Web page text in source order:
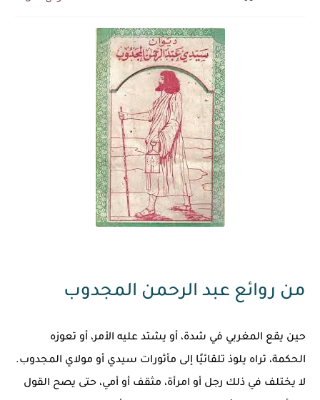
من روائع عبد الرحمن المجدوب
حين يقع المغربي في شدة، أو يشتد عليه الأمر، أو تعوزه
الحكمة، تراه يلوذ تلقائيًا إلى مأثورات سيدي أو مولاي المجدوب.
لا يختلف في ذلك رجل أو امرأة، مثقف أو أمي، حتى يصح القول